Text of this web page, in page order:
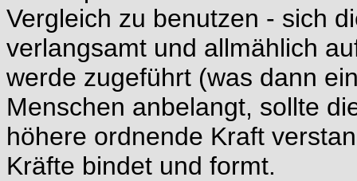
Vergleich zu benutzen - sich
verlangsamt und allmählich
werde zugeführt (was dann
Menschen anbelangt, sollte
höhere ordnende Kraft
Kräfte bindet und formt.